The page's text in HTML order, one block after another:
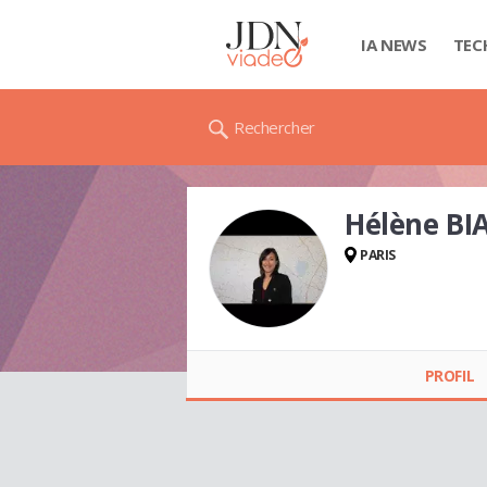
IA NEWS
Rechercher
Hélène
PARIS
PROFIL